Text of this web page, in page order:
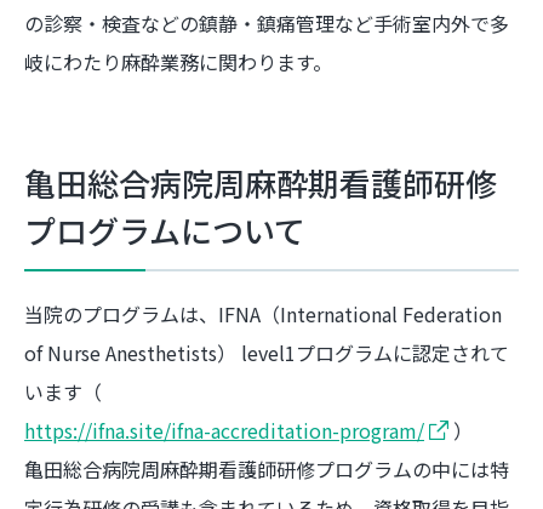
の診察・検査などの鎮静・鎮痛管理など手術室内外で多
岐にわたり麻酔業務に関わります。
亀田総合病院周麻酔期看護師研修
プログラムについて
当院のプログラムは、IFNA（International Federation
of Nurse Anesthetists） level1プログラムに認定されて
います（
https://ifna.site/ifna-accreditation-program/
）
亀田総合病院周麻酔期看護師研修プログラムの中には特